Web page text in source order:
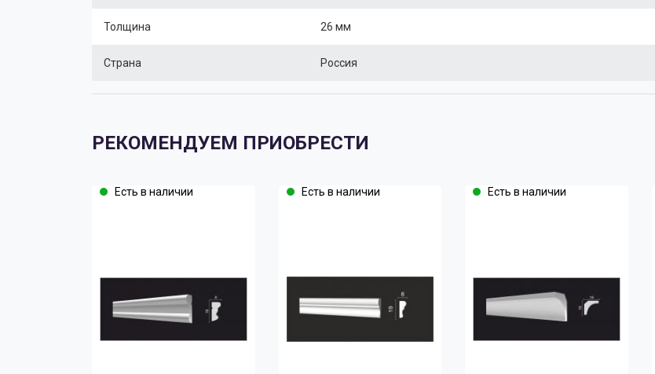
Толщина 26 мм
Страна Россия
РЕКОМЕНДУЕМ ПРИОБРЕСТИ
Есть в наличии Есть в наличии Есть в наличии